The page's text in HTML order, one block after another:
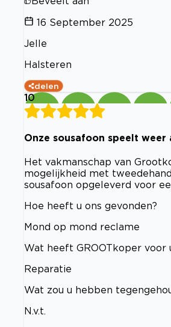
16 September 2025
Jelle
Halsteren
delen
10
Onze sousafoon speelt weer
Het vakmanschap van
mogelijkheid met
sousafoon opgeleverd voor
Hoe heeft u ons gevonden?
Mond op mond reclame
Wat heeft GROOTkoper voor
Reparatie
Wat zou u hebben
N.v.t.